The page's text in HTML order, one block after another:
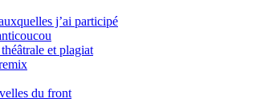
j’ai participé
et plagiat
du front